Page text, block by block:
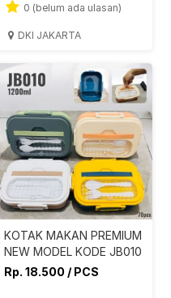
0 (belum ada ulasan)
DKI JAKARTA
KOTAK MAKAN PREMIUM
NEW MODEL KODE JB010
Rp. 18.500 / PCS